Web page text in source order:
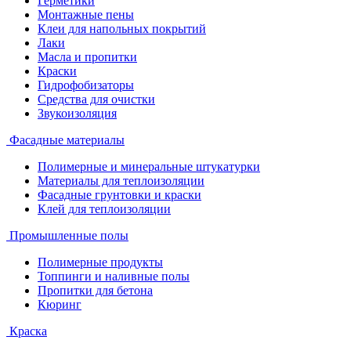
Монтажные пены
Клеи для напольных покрытий
Лаки
Масла и пропитки
Краски
Гидрофобизаторы
Средства для очистки
Звукоизоляция
Фасадные материалы
Полимерные и минеральные штукатурки
Материалы для теплоизоляции
Фасадные грунтовки и краски
Клей для теплоизоляции
Промышленные полы
Полимерные продукты
Топпинги и наливные полы
Пропитки для бетона
Кюринг
Краска